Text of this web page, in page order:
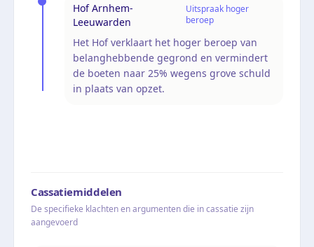
Hof Arnhem-
Leeuwarden
Uitspraak hoger
beroep
Het Hof verklaart het hoger beroep van
belanghebbende gegrond en vermindert
de boeten naar 25% wegens grove schuld
in plaats van opzet.
Cassatiemiddelen
De specifieke klachten en argumenten die in cassatie zijn
aangevoerd